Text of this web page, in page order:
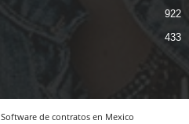
922
433
Software de contratos en Mexico